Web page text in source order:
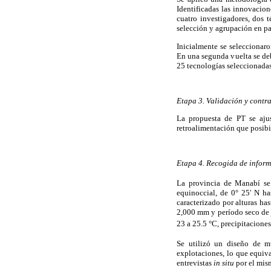
Identificadas las
cuatro investigadores, dos
selección y agrupación en
Inicialmente se
En una segunda vuelta se
25 tecnologías
Etapa 3. Validación y
La propuesta de PT se
retroalimentación que
Etapa 4. Recogida de
La provincia de Manabí
equinoccial, de 0° 25' N
caracterizado por alturas
2,000 mm y período seco
23 a 25.5 °C,
Se utilizó un diseño de
explotaciones, lo que
entrevistas in situ por el